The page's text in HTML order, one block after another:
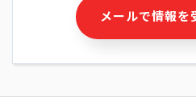
・本サービス及び本サービスに関
サービス又は商品等の広告配信・
メールで情報を